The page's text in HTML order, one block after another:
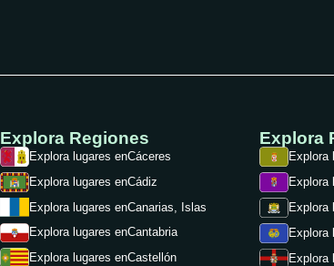
Explora Regiones
Explora lugares enCáceres
Explora lugares enCádiz
Explora lugares enCanarias, Islas
Explora lugares enCantabria
Explora lugares enCastellón
Explora
Explora
Explora
Explora
Explora
Explora